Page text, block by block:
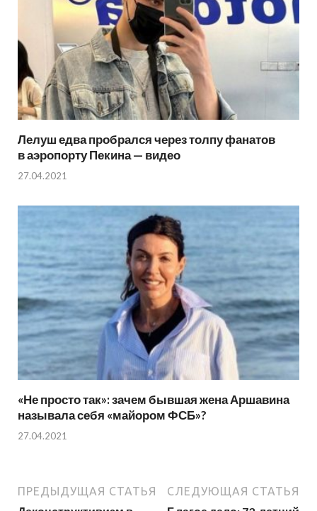
Лелуш едва пробрался через толпу фанатов
в аэропорту Пекина — видео
27.04.2021
«Не просто так»: зачем бывшая жена Аршавина
называла себя «майором ФСБ»?
27.04.2021
ПРЕДЫДУЩАЯ СТАТЬЯ СЛЕДУЮЩАЯ СТАТЬЯ